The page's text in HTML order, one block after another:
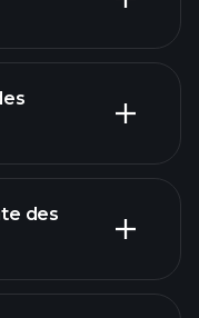
finances de
des